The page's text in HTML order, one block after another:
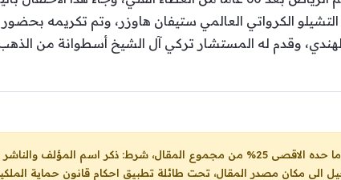
التشيلو الكرواتي العالمي ستيفان هاوزر، وتم تكريمه
وقدم له المستشار تركي آل الشيخ أسطوانة من
المؤلف والناشر ووضع رابط
الى مكان مصدر المقال، تحت طائلة تطبيق احكام قانون حماية